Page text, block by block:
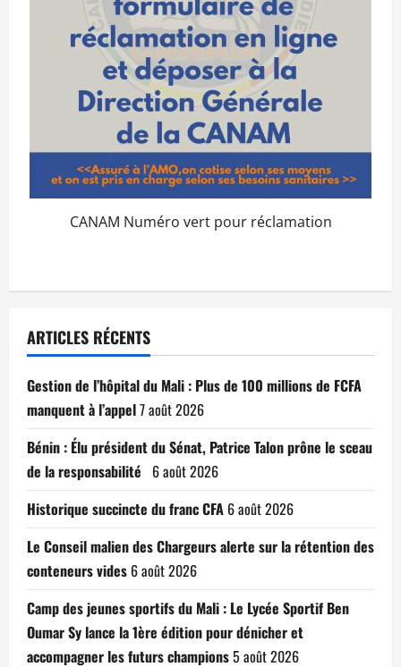
CANAM Numéro vert pour réclamation
ARTICLES RÉCENTS
Gestion de l’hôpital du Mali : Plus de 100 millions de FCFA
manquent à l’appel7 août 2026
Bénin : Élu président du Sénat, Patrice Talon prône le sceau
de la responsabilité 6 août 2026
Historique succincte du franc CFA 6 août 2026
Le Conseil malien des Chargeurs alerte sur la rétention des
conteneurs vides 6 août 2026
Camp des jeunes sportifs du Mali : Le Lycée Sportif Ben
Oumar Sy lance la 1ère édition pour dénicher et
accompagner les futurs champions5 août 2026